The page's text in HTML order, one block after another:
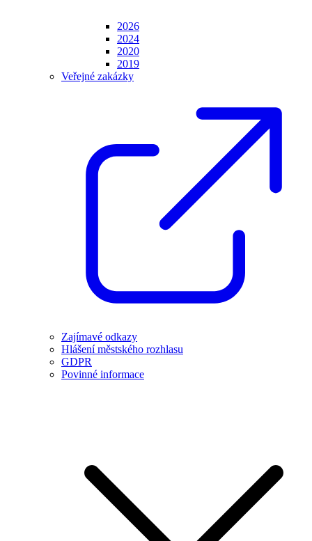
2026
2024
2020
2019
Veřejné zakázky
Zajímavé odkazy
Hlášení městského rozhlasu
GDPR
Povinné informace